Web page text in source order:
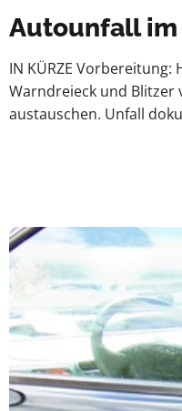
Autounfall im
IN KÜRZE
Warndreieck und
austauschen. Unfall